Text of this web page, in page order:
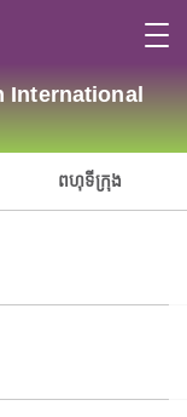
International
ពហុទីក្រុង